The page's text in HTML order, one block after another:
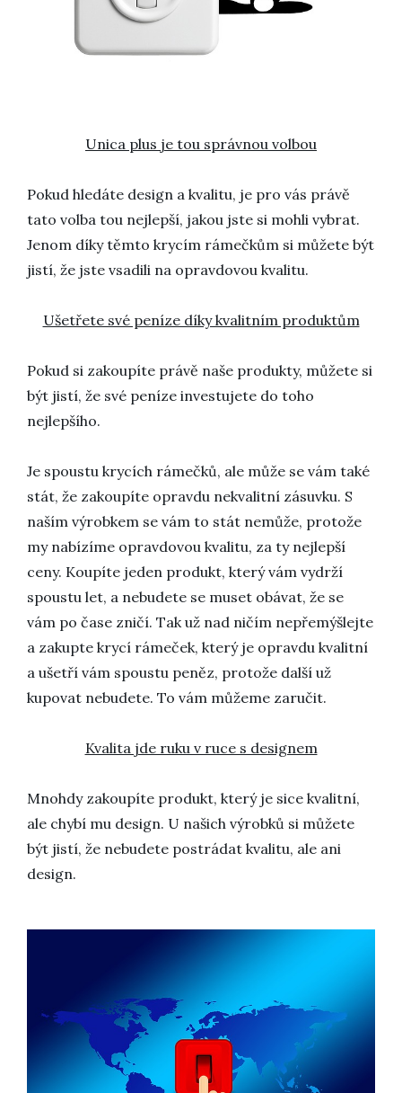
Unica plus je tou správnou volbou
Pokud hledáte design a kvalitu, je pro vás právě
tato volba tou nejlepší, jakou jste si mohli vybrat.
Jenom díky těmto krycím rámečkům si můžete být
jistí, že jste vsadili na opravdovou kvalitu.
Ušetřete své peníze díky kvalitním produktům
Pokud si zakoupíte právě naše produkty, můžete si
být jistí, že své peníze investujete do toho
nejlepšího.
Je spoustu krycích rámečků, ale může se vám také
stát, že zakoupíte opravdu nekvalitní zásuvku. S
naším výrobkem se vám to stát nemůže, protože
my nabízíme opravdovou kvalitu, za ty nejlepší
ceny. Koupíte jeden produkt, který vám vydrží
spoustu let, a nebudete se muset obávat, že se
vám po čase zničí. Tak už nad ničím nepřemýšlejte
a zakupte krycí rámeček, který je opravdu kvalitní
a ušetří vám spoustu peněz, protože další už
kupovat nebudete. To vám můžeme zaručit.
Kvalita jde ruku v ruce s designem
Mnohdy zakoupíte produkt, který je sice kvalitní,
ale chybí mu design. U našich výrobků si můžete
být jistí, že nebudete postrádat kvalitu, ale ani
design.